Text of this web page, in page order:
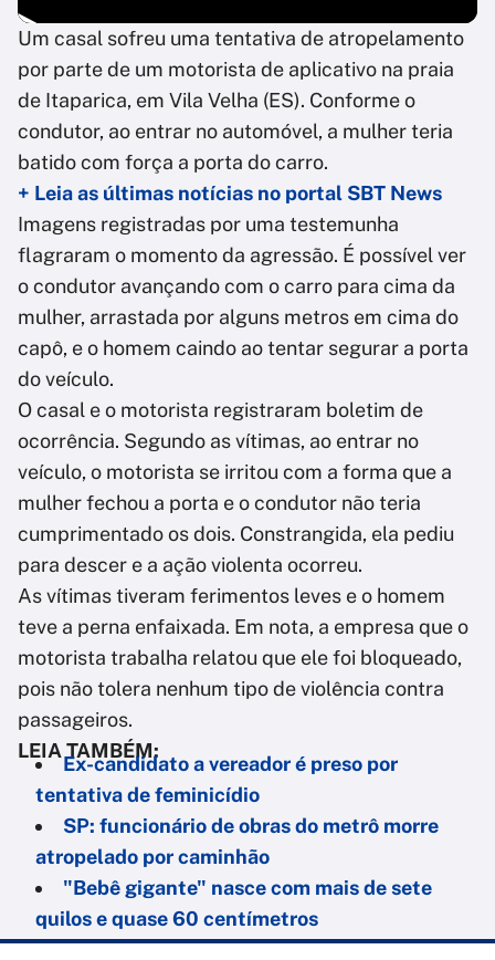
Um casal sofreu uma tentativa de atropelamento
por parte de um motorista de aplicativo na praia
de Itaparica, em Vila Velha (ES). Conforme o
condutor, ao entrar no automóvel, a mulher teria
batido com força a porta do carro.
+ Leia as últimas notícias no portal SBT News
Imagens registradas por uma testemunha
flagraram o momento da agressão. É possível ver
o condutor avançando com o carro para cima da
mulher, arrastada por alguns metros em cima do
capô, e o homem caindo ao tentar segurar a porta
do veículo.
O casal e o motorista registraram boletim de
ocorrência. Segundo as vítimas, ao entrar no
veículo, o motorista se irritou com a forma que a
mulher fechou a porta e o condutor não teria
cumprimentado os dois. Constrangida, ela pediu
para descer e a ação violenta ocorreu.
As vítimas tiveram ferimentos leves e o homem
teve a perna enfaixada. Em nota, a empresa que o
motorista trabalha relatou que ele foi bloqueado,
pois não tolera nenhum tipo de violência contra
passageiros.
LEIA TAMBÉM:
Ex-candidato a vereador é preso por
tentativa de feminicídio
SP: funcionário de obras do metrô morre
atropelado por caminhão
"Bebê gigante" nasce com mais de sete
quilos e quase 60 centímetros